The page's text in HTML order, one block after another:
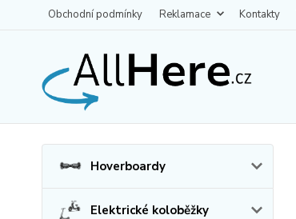
Obchodní podmínky Reklamace Kontakty
Hoverboardy
Elektrické koloběžky